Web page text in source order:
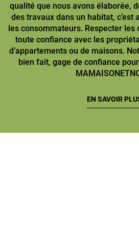
qualité que nous avons élaborée,
des travaux dans un habitat, c’est
les consommateurs. Respecter les
toute confiance avec les
d’appartements ou de maisons.
bien fait, gage de confiance
EN SAVOIR